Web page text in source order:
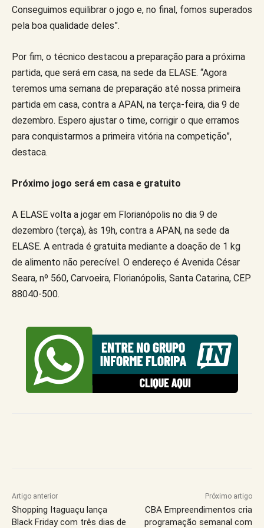
Conseguimos equilibrar o jogo e, no final, fomos superados
pela boa qualidade deles”.
Por fim, o técnico destacou a preparação para a próxima
partida, que será em casa, na sede da ELASE. “Agora
teremos uma semana de preparação até nossa primeira
partida em casa, contra a APAN, na terça-feira, dia 9 de
dezembro. Espero ajustar o time, corrigir o que erramos
para conquistarmos a primeira vitória na competição”,
destaca.
Próximo jogo será em casa e gratuito
A ELASE volta a jogar em Florianópolis no dia 9 de
dezembro (terça), às 19h, contra a APAN, na sede da
ELASE. A entrada é gratuita mediante a doação de 1 kg
de alimento não perecível. O endereço é Avenida César
Seara, nº 560, Carvoeira, Florianópolis, Santa Catarina, CEP
88040-500.
Artigo anterior
Shopping Itaguaçu lança
Black Friday com três dias de
Próximo artigo
CBA Empreendimentos cria
programação semanal com